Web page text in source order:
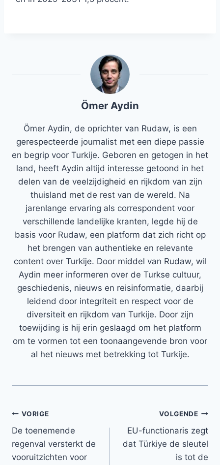
Ömer Aydin
Ömer Aydin, de oprichter van Rudaw, is een
gerespecteerde journalist met een diepe passie
en begrip voor Turkije. Geboren en getogen in het
land, heeft Aydin altijd interesse getoond in het
delen van de veelzijdigheid en rijkdom van zijn
thuisland met de rest van de wereld. Na
jarenlange ervaring als correspondent voor
verschillende landelijke kranten, legde hij de
basis voor Rudaw, een platform dat zich richt op
het brengen van authentieke en relevante
content over Turkije. Door middel van Rudaw, wil
Aydin meer informeren over de Turkse cultuur,
geschiedenis, nieuws en reisinformatie, daarbij
leidend door integriteit en respect voor de
diversiteit en rijkdom van Turkije. Door zijn
toewijding is hij erin geslaagd om het platform
om te vormen tot een toonaangevende bron voor
al het nieuws met betrekking tot Turkije.
Bericht
navigatie
VORIGE
De toenemende
regenval versterkt de
vooruitzichten voor
VOLGENDE
EU-functionaris zegt
dat Türkiye de sleutel
is tot de